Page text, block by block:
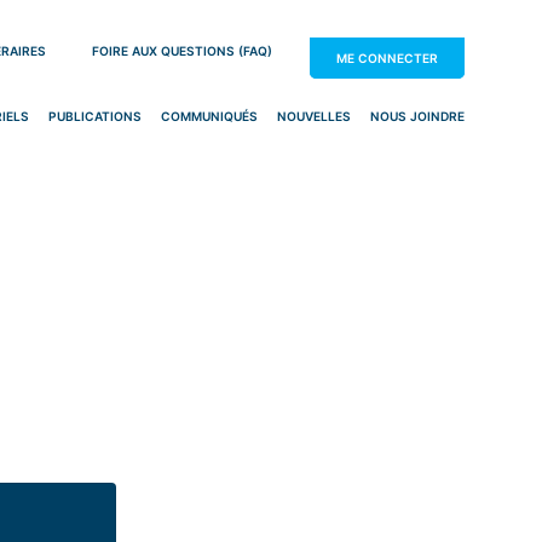
ME CONNECTER
FOIRE AUX QUESTIONS (FAQ)
PUBLICATIONS COMMUNIQUÉS NOUVELLES NOUS JOINDRE